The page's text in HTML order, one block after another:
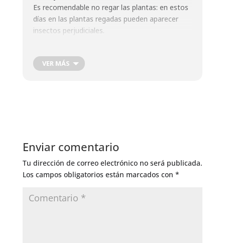
Es recomendable no regar las plantas: en estos
días en las plantas regadas pueden aparecer
insectos perjudiciales.
VER MÁS
Enviar comentario
Tu dirección de correo electrónico no será publicada.
Los campos obligatorios están marcados con *